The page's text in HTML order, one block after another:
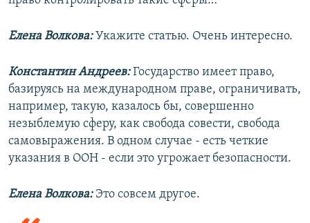
Елена Волкова:Укажите статью. Очень интересно.
Константин Андреев:Государство имеет право,
базируясь на международном праве, ограничивать,
например, такую, казалось бы, совершенно
незыблемую сферу, как свобода совести, свобода
самовыражения. В одном случае - есть четкие
указания в ООН - если это угрожает безопасности.
Елена Волкова:Это совсем другое.